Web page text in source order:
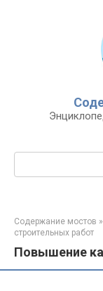
Поиск:
Содержание мостов »
строительных работ
Повышение